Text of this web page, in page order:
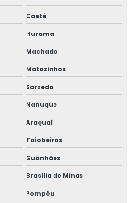
Caeté
Iturama
Machado
Matozinhos
Sarzedo
Nanuque
Araçuaí
Taiobeiras
Guanhães
Brasília de Minas
Pompéu